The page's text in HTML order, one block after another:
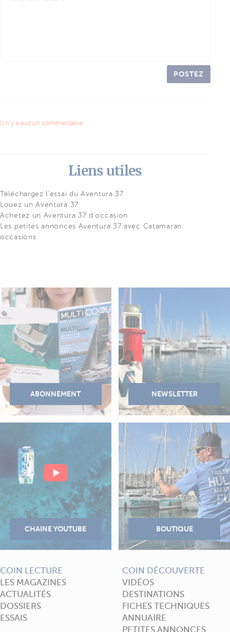
POSTEZ
Il n'y a aucun commentaire.
Liens utiles
Téléchargez l'essai du Aventura 37
Louez un Aventura 37
Achetez un Aventura 37 d'occasion
Les petites annonces Aventura 37 avec Catamaran
occasions
COIN LECTURE
LES MAGAZINES
ACTUALITÉS
DOSSIERS
ESSAIS
COIN DÉCOUVERTE
VIDÉOS
DESTINATIONS
FICHES TECHNIQUES
ANNUAIRE
PETITES ANNONCES